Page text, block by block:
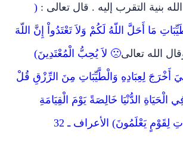
بنية التقرب إليه . قال تعالى : (
مَا أَحَلَّ اللّهُ لَكُمْ وَلاَ تَعْتَدُواْ إِنَّ اللّهَ
لاَ يُحِبُّ الْمُعْتَدِينَ)
الله تعالى🙁
أَخْرَجَ لِعِبَادِهِ وَالْطَّيِّبَاتِ مِنَ الرِّزْقِ قُلْ
الْحَيَاةِ الدُّنْيَا خَالِصَةً يَوْمَ الْقِيَامَةِ
لِقَوْمٍ يَعْلَمُونَ) الأعراف ـ 32